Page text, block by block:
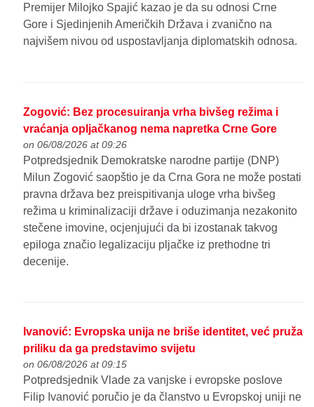
Premijer Milojko Spajić kazao je da su odnosi Crne
Gore i Sjedinjenih Američkih Država i zvanično na
najvišem nivou od uspostavljanja diplomatskih odnosa.
Zogović: Bez procesuiranja vrha bivšeg režima i
vraćanja opljačkanog nema napretka Crne Gore
on 06/08/2026 at 09:26
Potpredsjednik Demokratske narodne partije (DNP)
Milun Zogović saopštio je da Crna Gora ne može postati
pravna država bez preispitivanja uloge vrha bivšeg
režima u kriminalizaciji države i oduzimanja nezakonito
stečene imovine, ocjenjujući da bi izostanak takvog
epiloga značio legalizaciju pljačke iz prethodne tri
decenije.
Ivanović: Evropska unija ne briše identitet, već pruža
priliku da ga predstavimo svijetu
on 06/08/2026 at 09:15
Potpredsjednik Vlade za vanjske i evropske poslove
Filip Ivanović poručio je da članstvo u Evropskoj uniji ne